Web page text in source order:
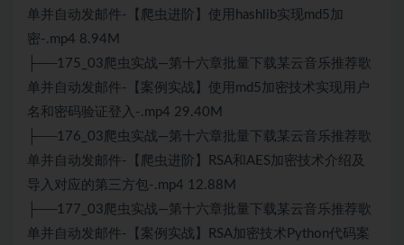
单并自动发邮件-【爬虫进阶】使用hashlib实现md5加
密-.mp4 8.94M
├──175_03爬虫实战—第十六章批量下载某云音乐推荐歌
单并自动发邮件-【案例实战】使用md5加密技术实现用户
名和密码验证登入-.mp4 29.40M
├──176_03爬虫实战—第十六章批量下载某云音乐推荐歌
单并自动发邮件-【爬虫进阶】RSA和AES加密技术介绍及
导入对应的第三方包-.mp4 12.88M
├──177_03爬虫实战—第十六章批量下载某云音乐推荐歌
单并自动发邮件-【案例实战】RSA加密技术Python代码案